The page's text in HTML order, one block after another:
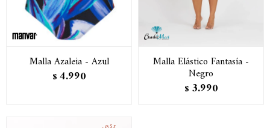
Malla Azaleia - Azul
$ 4.990
Malla Elástico Fantasía -
Negro
$ 3.990